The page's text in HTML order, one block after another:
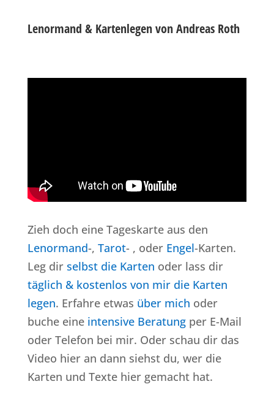
Lenormand & Kartenlegen von Andreas Roth
Zieh doch eine Tageskarte aus den
Lenormand-, Tarot- , oder Engel-Karten.
Leg dir selbst die Karten oder lass dir
täglich & kostenlos von mir die Karten
legen. Erfahre etwas über mich oder
buche eine intensive Beratungper E-Mail
oder Telefon bei mir. Oder schau dir das
Video hier an dann siehst du, wer die
Karten und Texte hier gemacht hat.